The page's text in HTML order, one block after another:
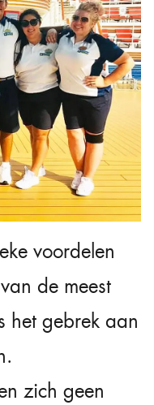
voordelen
de meest
het gebrek aan
zich geen